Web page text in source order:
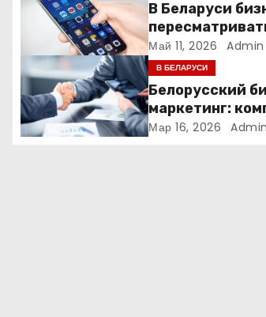
з
а
п
В Беларуси
маркетингу и
Май 11, 2026 Admin
В БЕЛАРУСИ
Белорусский
маркетинг:
стратегии
Мар 16, 2026 Admin